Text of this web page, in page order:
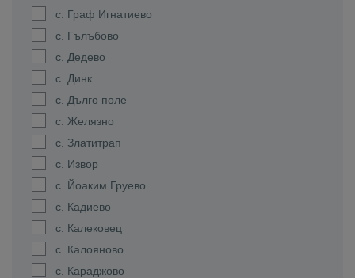
с. Граф Игнатиево
с. Гълъбово
с. Дедево
с. Динк
с. Дълго поле
с. Желязно
с. Златитрап
с. Извор
с. Йоаким Груево
с. Кадиево
с. Калековец
с. Калояново
с. Караджово